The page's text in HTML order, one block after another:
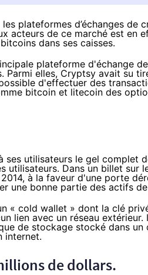
plateformes d’échanges de
acteurs de ce marché est en
dans ses caisses.
plateforme d'échange de
Parmi elles, Cryptsy avait su
d'effectuer des
bitcoin et litecoin des
ses utilisateurs le gel complet
utilisateurs. Dans un billetsur
à la faveur d'une porte
une bonne partie des actifs
« cold wallet » dont la clé
lien avec un réseau
de stockage stocké dans
internet.
de dollars.